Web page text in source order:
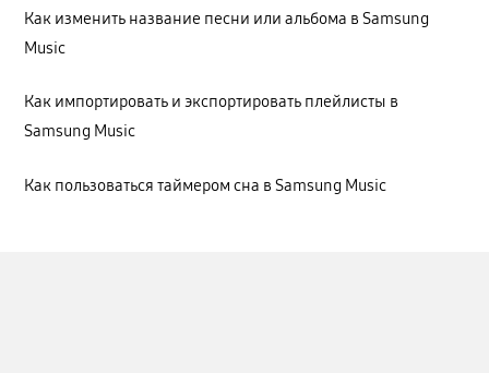
Как изменить название песни или альбома в Samsung
Music
Как импортировать и экспортировать плейлисты в
Samsung Music
Как пользоваться таймером сна в Samsung Music